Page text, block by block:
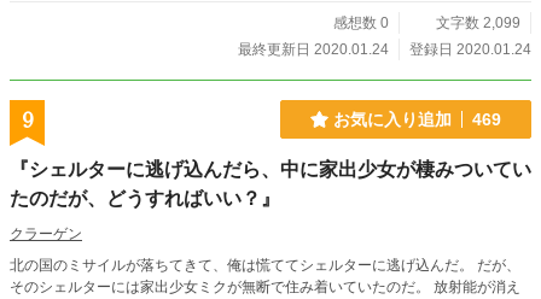
感想数 0
文字数 2,099
最終更新日 2020.01.24
登録日 2020.01.24
9 お気に入り追加 469
『シェルターに逃げ込んだら、中に家出少女が棲みついてい
たのだが、どうすればいい？』
クラーゲン
北の国のミサイルが落ちてきて、俺は慌ててシェルターに逃げ込んだ。 だが、
そのシェルターには家出少女ミクが無断で住み着いていたのだ。 放射能が消え